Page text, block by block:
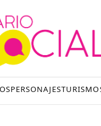
PERSONAJESTURISMO